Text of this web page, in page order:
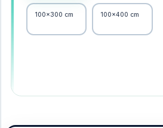
100×300 cm 100×400 cm